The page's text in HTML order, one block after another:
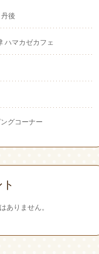
後
ハマカゼカフェ
グコーナー
ありません。